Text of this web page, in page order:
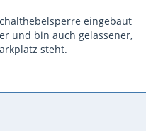
eingebaut
und bin auch gelassener,
steht.